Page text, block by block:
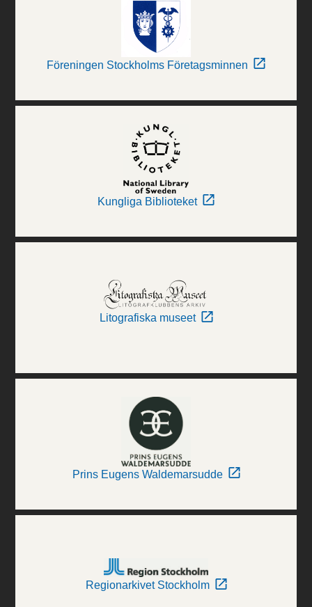
Föreningen Stockholms Företagsminnen
Kungliga Biblioteket
Litografiska museet
Prins Eugens Waldemarsudde
Regionarkivet Stockholm